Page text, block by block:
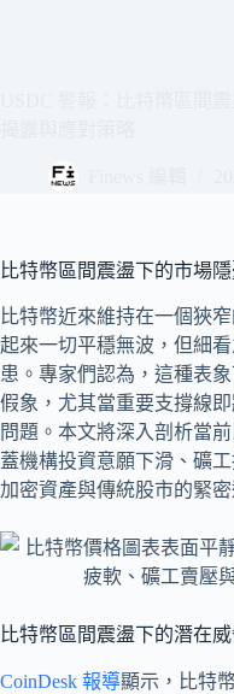
比特幣區間震盪下的市場
比特幣近來維持在一個狹
起來一切平穩無波，但細
患。專家們認為，這種表
假象，尤其當重要支撐線
問題。本文將深入剖析當
蓋機構投資意願下滑、礦
加密資產與傳統股市的緊密
比特幣區間震盪下的潛在
CoinDesk 報導顯示，比特